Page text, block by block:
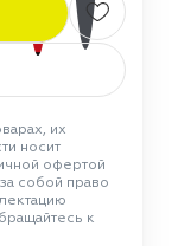
их
носит
офертой
собой право
к